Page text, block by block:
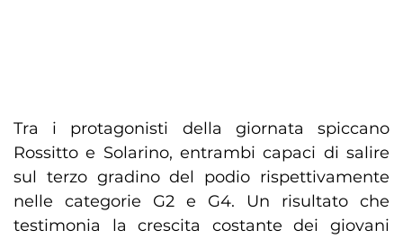
Tra i protagonisti della giornata spiccano
Rossitto e Solarino, entrambi capaci di salire
sul terzo gradino del podio rispettivamente
nelle categorie G2 e G4. Un risultato che
testimonia la crescita costante dei giovani